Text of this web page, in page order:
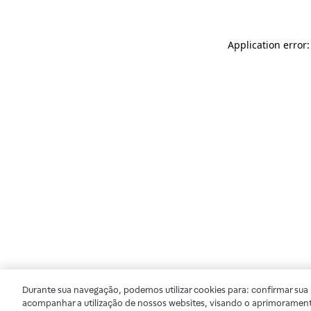
Application
Durante sua navegação, podemos utilizar cookies para: confirmar
acompanhar a utilização de nossos websites, visando o